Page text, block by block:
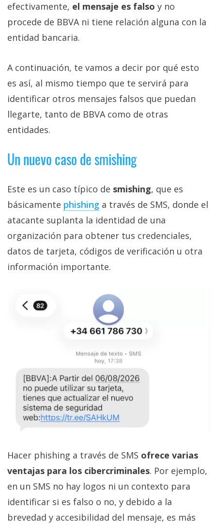
efectivamente, el mensaje es falso y no
procede de BBVA ni tiene relación alguna con la
entidad bancaria.
A continuación, te vamos a decir por qué esto
es así, al mismo tiempo que te servirá para
identificar otros mensajes falsos que puedan
llegarte, tanto de BBVA como de otras
entidades.
Un nuevo caso de smishing
Este es un caso típico de smishing, que es
básicamente phishing‎ a través de SMS, donde el
atacante suplanta la identidad de una
organización para obtener tus credenciales,
datos de tarjeta, códigos de verificación u otra
información importante.
Hacer phishing a través de SMS ofrece varias
ventajas para los cibercriminales. Por ejemplo,
en un SMS no hay logos ni un contexto para
identificar si es falso o no, y debido a la
brevedad y accesibilidad del mensaje, es más